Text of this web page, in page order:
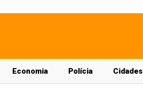
Economia Polícia Cidades